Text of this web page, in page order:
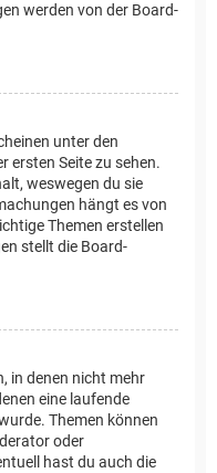
werden von der Board-
unter den
ersten Seite zu sehen.
weswegen du sie
hängt es von
Themen erstellen
stellt die Board-
in denen nicht mehr
eine laufende
Themen können
oder
hast du auch die